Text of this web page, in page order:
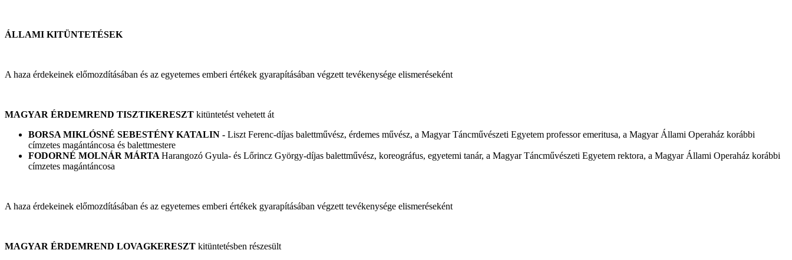
ÁLLAMI KITÜNTETÉSEK
A haza érdekeinek előmozdításában és az egyetemes emberi értékek gyarapításában végzett tevékenysége elismeréseként
MAGYAR ÉRDEMREND TISZTIKERESZT kitüntetést vehetett át
BORSA MIKLÓSNÉ SEBESTÉNY KATALIN - Liszt Ferenc-díjas balettművész, érdemes művész, a Magyar Táncművészeti Egyetem professor emeritusa, a Magyar Állami Operaház korábbi
címzetes magántáncosa és balettmestere
FODORNÉ MOLNÁR MÁRTA Harangozó Gyula- és Lőrincz György-díjas balettművész, koreográfus, egyetemi tanár, a Magyar Táncművészeti Egyetem rektora, a Magyar Állami Operaház korábbi
címzetes magántáncosa
A haza érdekeinek előmozdításában és az egyetemes emberi értékek gyarapításában végzett tevékenysége elismeréseként
MAGYAR ÉRDEMREND LOVAGKERESZT kitüntetésben részesült